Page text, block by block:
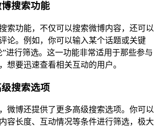
搜索功能
索功能，不仅可以搜索微博内容，还可以
论。例如，你可以输入某个话题或关键
进行筛选。这一功能非常适用于那些参与
想要迅速查看相关互动的用户。
搜索选项
微博还提供了更多高级搜索选项。你可以
容长度、互动情况等条件进行筛选，极大